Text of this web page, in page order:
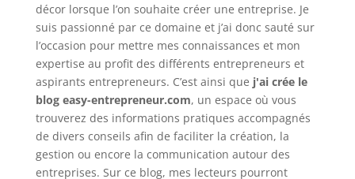
décor lorsque l’on souhaite créer une entreprise. Je
suis passionné par ce domaine et j’ai donc sauté sur
l’occasion pour mettre mes connaissances et mon
expertise au profit des différents entrepreneurs et
aspirants entrepreneurs. C’est ainsi que j'ai crée le
blog easy-entrepreneur.com, un espace où vous
trouverez des informations pratiques accompagnés
de divers conseils afin de faciliter la création, la
gestion ou encore la communication autour des
entreprises. Sur ce blog, mes lecteurs pourront